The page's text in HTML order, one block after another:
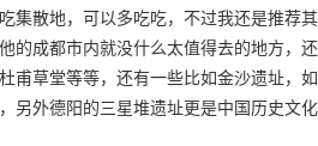
集散地，可以多吃吃，不过我还是推荐其
的成都市内就没什么太值得去的地方，还
甫草堂等等，还有一些比如金沙遗址，如
另外德阳的三星堆遗址更是中国历史文化